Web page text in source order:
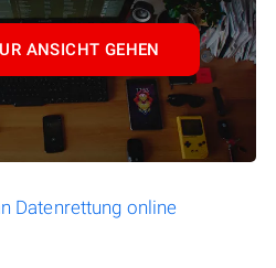
ANSICHT GEHEN
Datenrettung online